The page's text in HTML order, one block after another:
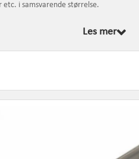
i samsvarende størrelse.
Les mer